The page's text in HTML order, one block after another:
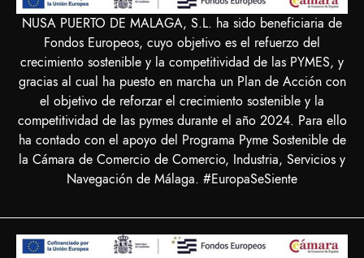
NUSA PUERTO DE MALAGA, S.L. ha sido beneficiaria de
Fondos Europeos, cuyo objetivo es el refuerzo del
crecimiento sostenible y la competitividad de las PYMES, y
gracias al cual ha puesto en marcha un Plan de Acción con
el objetivo de reforzar el crecimiento sostenible y la
competitividad de las pymes durante el año 2024. Para ello
ha contado con el apoyo del Programa Pyme Sostenible de
la Cámara de Comercio de Comercio, Industria, Servicios y
Navegación de Málaga. #EuropaSeSiente